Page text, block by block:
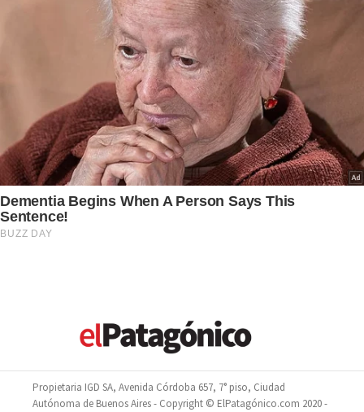
Propietaria IGD SA, Avenida Córdoba 657, 7° piso, Ciudad
Autónoma de Buenos Aires - Copyright © ElPatagónico.com 2020 -